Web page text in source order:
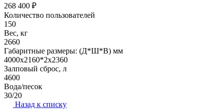
268 400 ₽
Количество пользователей
150
Вес, кг
2660
Габаритные размеры: (Д*Ш*В) мм
4000х2160*2х2360
Залповый сброс, л
4600
Вода/песок
30/20
Назад к списку